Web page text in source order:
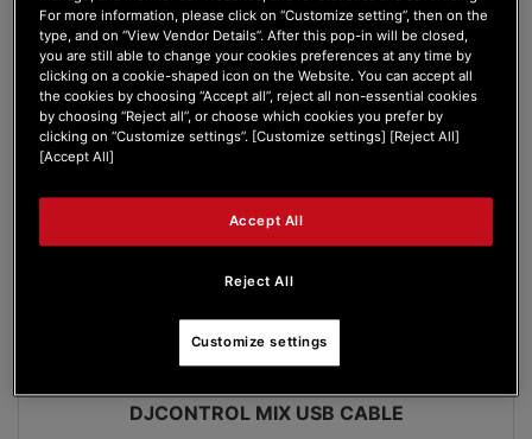
DJCONTROL MIX USB CABLE
For more information, please click on “Customize setting”, then on the
type, and on “View Vendor Details”. After this pop-in will be closed,
you are still able to change your cookies preferences at any time by
clicking on a cookie-shaped icon on the Website. You can accept all
the cookies by choosing “Accept all”, reject all non-essential cookies
by choosing “Reject all”, or choose which cookies you prefer by
clicking on “Customize settings”. [Customize settings] [Reject All]
[Accept All]
Reject All
Accept All
Customize settings